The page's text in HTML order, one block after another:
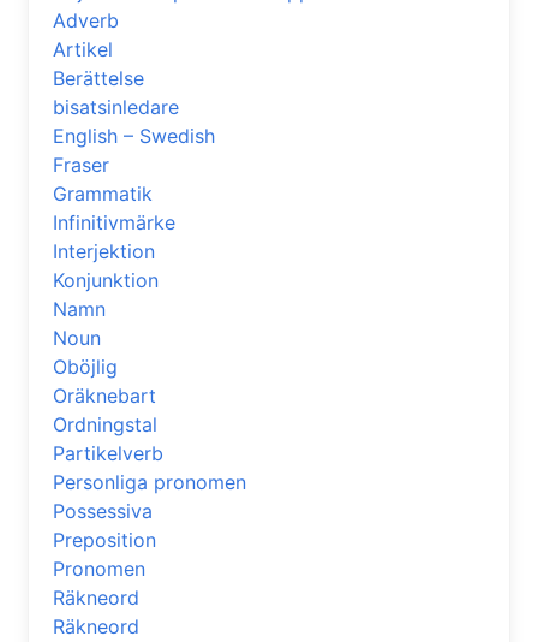
Adverb
Artikel
Berättelse
bisatsinledare
English – Swedish
Fraser
Grammatik
Infinitivmärke
Interjektion
Konjunktion
Namn
Noun
Oböjlig
Oräknebart
Ordningstal
Partikelverb
Personliga pronomen
Possessiva
Preposition
Pronomen
Räkneord
Räkneord